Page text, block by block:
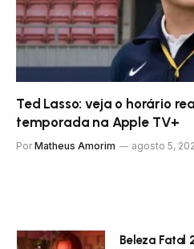
Ted Lasso: veja o horário
temporada na Apple TV+
Por Matheus Amorim agosto 5,
Beleza Fatal